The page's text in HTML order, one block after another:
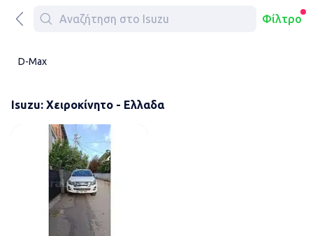
Φίλτρο
D-Max
Isuzu: Χειροκίνητο - Ελλαδα